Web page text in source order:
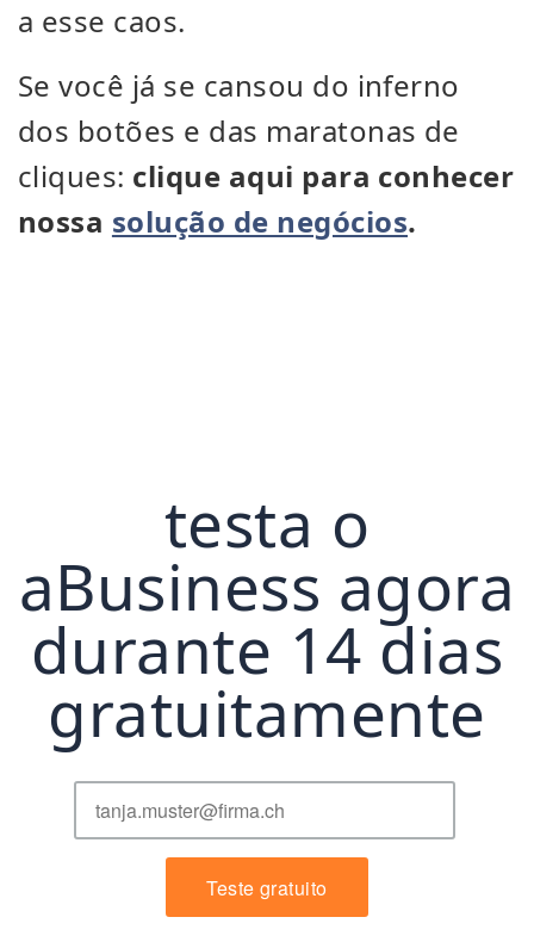
a esse caos.
Se você já se cansou do inferno
dos botões e das maratonas de
cliques: clique aqui para conhecer
nossa solução de negócios.
testa o
aBusiness agora
durante 14 dias
gratuitamente